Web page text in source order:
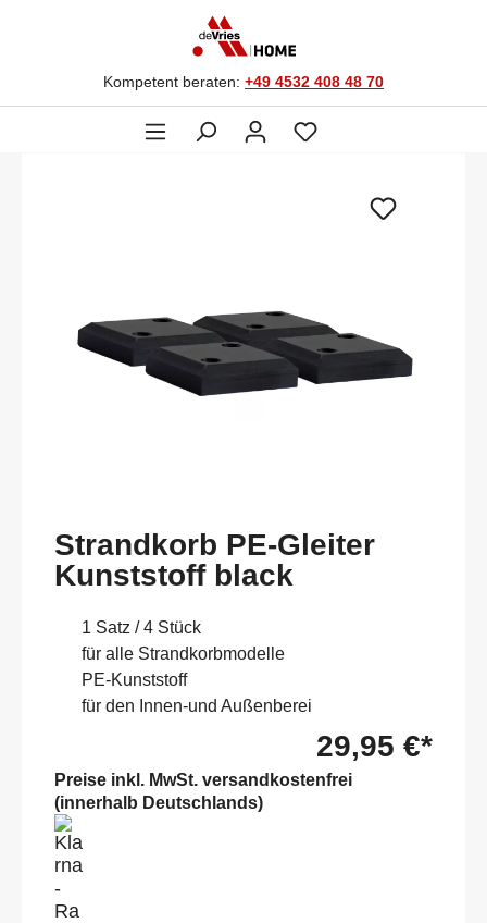
Kompetent beraten: +49 4532 408 48 70
Strandkorb PE-Gleiter
Kunststoff black
1 Satz / 4 Stück
für alle Strandkorbmodelle
PE-Kunststoff
für den Innen-und Außenberei
29,95 €*
Preise inkl. MwSt. versandkostenfrei
(innerhalb Deutschlands)